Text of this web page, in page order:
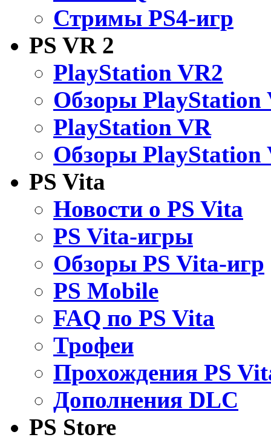
Стримы PS4-игр
PS VR 2
PlayStation VR2
Обзоры PlayStation
PlayStation VR
Обзоры PlayStation
PS Vita
Новости о PS Vita
PS Vita-игры
Обзоры PS Vita-игр
PS Mobile
FAQ по PS Vita
Трофеи
Прохождения PS
Дополнения DLC
PS Store